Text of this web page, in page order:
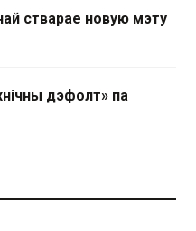
стварае новую мэту
дэфолт» па